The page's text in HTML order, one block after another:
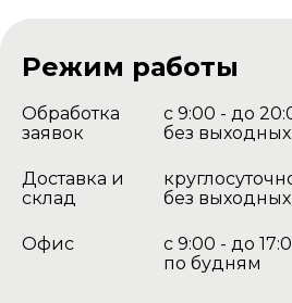
Обработка
заявок
с 9:00 - до
без выходных
Доставка и
склад
без выходных
Офис
с 9:00 - до
по будням
Режим работы